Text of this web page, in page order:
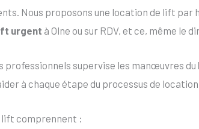
Nous proposons une location de lift par
urgent à Olne ou sur RDV, et ce, même le
professionnels supervise les manœuvres du
à chaque étape du processus de
lift comprennent :